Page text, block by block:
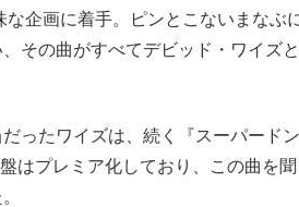
企画に着手。ピンとこないまなぶ
その曲がすべてデビッド・ワイズと
ったワイズは、続く『スーパードン
はプレミア化しており、この曲を聞